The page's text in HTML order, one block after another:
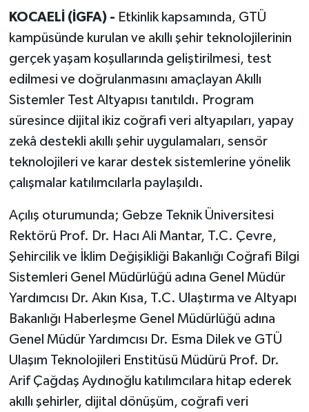
KOCAELİ (İGFA) - Etkinlik kapsamında, GTÜ
kampüsünde kurulan ve akıllı şehir teknolojilerinin
gerçek yaşam koşullarında geliştirilmesi, test
edilmesi ve doğrulanmasını amaçlayan Akıllı
Sistemler Test Altyapısı tanıtıldı. Program
süresince dijital ikiz coğrafi veri altyapıları, yapay
zekâ destekli akıllı şehir uygulamaları, sensör
teknolojileri ve karar destek sistemlerine yönelik
çalışmalar katılımcılarla paylaşıldı.
Açılış oturumunda; Gebze Teknik Üniversitesi
Rektörü Prof. Dr. Hacı Ali Mantar, T.C. Çevre,
Şehircilik ve İklim Değişikliği Bakanlığı Coğrafi Bilgi
Sistemleri Genel Müdürlüğü adına Genel Müdür
Yardımcısı Dr. Akın Kısa, T.C. Ulaştırma ve Altyapı
Bakanlığı Haberleşme Genel Müdürlüğü adına
Genel Müdür Yardımcısı Dr. Esma Dilek ve GTÜ
Ulaşım Teknolojileri Enstitüsü Müdürü Prof. Dr.
Arif Çağdaş Aydınoğlu katılımcılara hitap ederek
akıllı şehirler, dijital dönüşüm, coğrafi veri